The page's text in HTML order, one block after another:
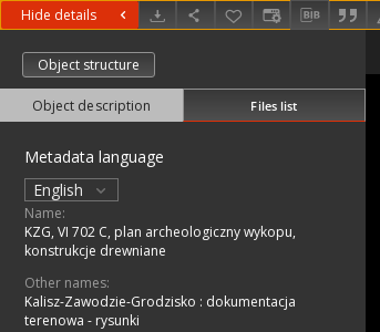
Hide details
Object structure
Object description Files list
Metadata language
English
Name:
KZG, VI 702 C, plan archeologiczny wykopu,
konstrukcje drewniane
Other names:
Kalisz-Zawodzie-Grodzisko : dokumentacja
terenowa - rysunki